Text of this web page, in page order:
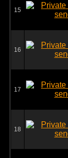
15
16
17
18